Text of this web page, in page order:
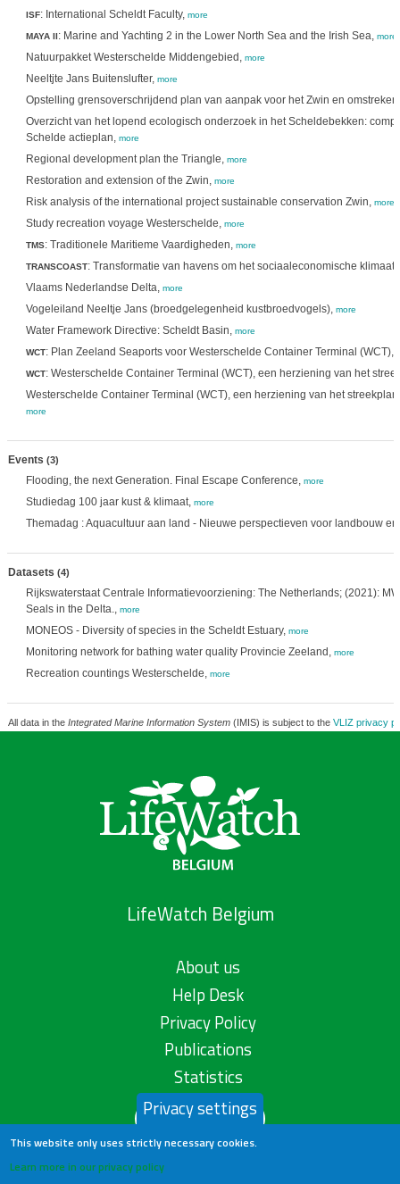
ISF: International Scheldt Faculty, more
MAYA II: Marine and Yachting 2 in the Lower North Sea and the Irish Sea, more
Natuurpakket Westerschelde Middengebied, more
Neeltjte Jans Buitenslufter, more
Opstelling grensoverschrijdend plan van aanpak voor het Zwin en
Overzicht van het lopend ecologisch onderzoek in het Scheldebekken:
Schelde actieplan, more
Regional development plan the Triangle, more
Restoration and extension of the Zwin, more
Risk analysis of the international project sustainable conservation Zwin, more
Study recreation voyage Westerschelde, more
TMS: Traditionele Maritieme Vaardigheden, more
TRANSCOAST: Transformatie van havens om het sociaaleconomische
Vlaams Nederlandse Delta, more
Vogeleiland Neeltje Jans (broedgelegenheid kustbroedvogels), more
Water Framework Directive: Scheldt Basin, more
WCT: Plan Zeeland Seaports voor Westerschelde Container Terminal
WCT: Westerschelde Container Terminal (WCT), een herziening van het
Westerschelde Container Terminal (WCT), een herziening van het
more
Events (3)
Flooding, the next Generation. Final Escape Conference, more
Studiedag 100 jaar kust & klimaat, more
Themadag : Aquacultuur aan land - Nieuwe perspectieven voor landbouw
Datasets (4)
Rijkswaterstaat Centrale Informatievoorziening: The Netherlands; (2021):
Seals in the Delta., more
MONEOS - Diversity of species in the Scheldt Estuary, more
Monitoring network for bathing water quality Provincie Zeeland, more
Recreation countings Westerschelde, more
All data in the Integrated Marine Information System(IMIS) is subject to the VLIZ privacy
LifeWatch Belgium
About us
Help Desk
Privacy Policy
Publications
Statistics
Contact us
Privacy settings
This website only uses strictly necessary cookies.
Learn more in our privacy policy